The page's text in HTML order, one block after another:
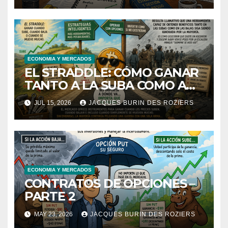
ECONOMIA Y MERCADOS
EL STRADDLE: CÓMO GANAR
TANTO A LA SUBA COMO A
LA BAJA DE UNA ACCIÓN.
JUL 15, 2026 JACQUES BURIN DES ROZIERS
ECONOMIA Y MERCADOS
CONTRATOS DE OPCIONES –
PARTE 2
MAY 23, 2026 JACQUES BURIN DES ROZIERS